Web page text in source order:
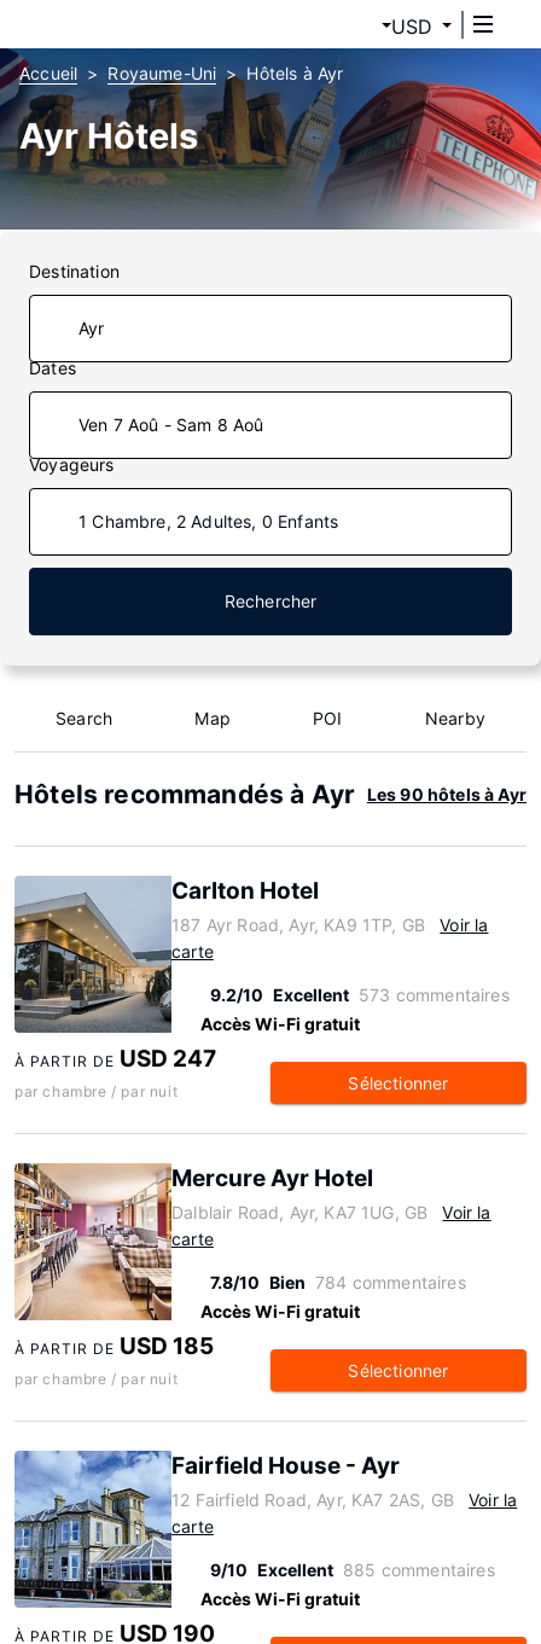
USD
Accueil Royaume-Uni Hôtels à Ayr
Ayr Hôtels
Destination
Dates
Ven 7 Aoû - Sam 8 Aoû
Voyageurs
1 Chambre, 2 Adultes, 0 Enfants
Rechercher
Search Map POI Nearby
Hôtels recommandés à Ayr Les 90 hôtels à Ayr
Carlton Hotel
187 Ayr Road, Ayr, KA9 1TP, GB
Voir la
carte
9.2/10 Excellent 573 commentaires
Accès Wi-Fi gratuit
À PARTIR DE USD 247
par chambre / par nuit Sélectionner
Mercure Ayr Hotel
Dalblair Road, Ayr, KA7 1UG, GB
Voir la
carte
7.8/10 Bien 784 commentaires
Accès Wi-Fi gratuit
À PARTIR DE USD 185
par chambre / par nuit Sélectionner
Fairfield House - Ayr
12 Fairfield Road, Ayr, KA7 2AS, GB
Voir la
carte
9/10 Excellent 885 commentaires
Accès Wi-Fi gratuit
À PARTIR DE USD 190